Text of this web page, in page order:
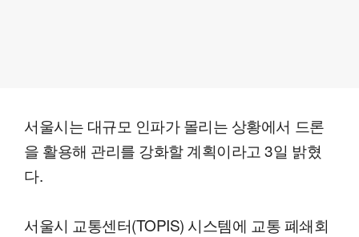
서울시는 대규모 인파가 몰리는 상황에서 드론
을 활용해 관리를 강화할 계획이라고 3일 밝혔
다.
서울시 교통센터(TOPIS) 시스템에 교통 폐쇄회